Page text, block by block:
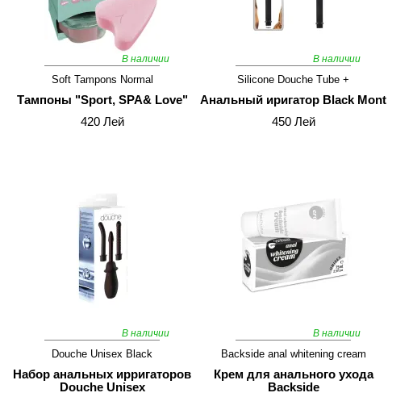
В наличии
Soft Tampons Normal
Tампоны "Sport, SPA& Love"
420 Лей
В наличии
Silicone Douche Tube +
Анальный иригатор Black Mont
450 Лей
В наличии
Douche Unisex Black
Набор анальных ирригаторов
Douche Unisex
В наличии
Backside anal whitening cream
Крем для анального ухода
Backside